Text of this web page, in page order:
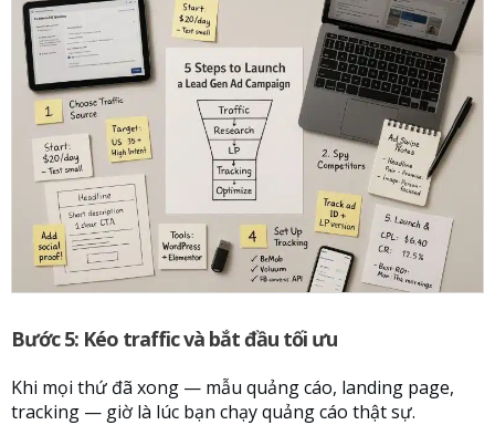
Bước 5: Kéo traffic và bắt đầu tối ưu
Khi mọi thứ đã xong — mẫu quảng cáo, landing page,
tracking — giờ là lúc bạn chạy quảng cáo thật sự.